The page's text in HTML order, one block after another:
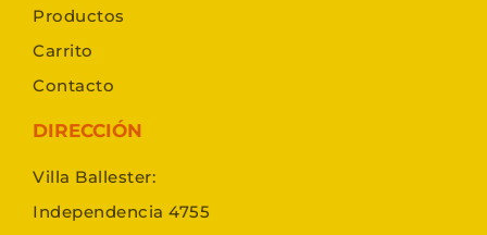
Productos
Carrito
Contacto
DIRECCIÓN
Villa Ballester:
Independencia 4755